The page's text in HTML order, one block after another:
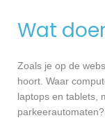
Wat
Zoals je op de
hoort. Waar
laptops en tablets,
parkeerautomaten?